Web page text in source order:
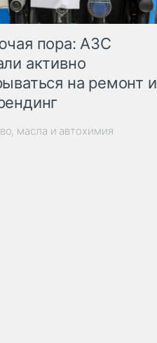
пора: АЗС
активно
на ремонт и
масла и автохимия